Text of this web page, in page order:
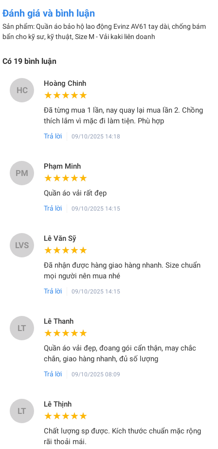
kỹ thuật, bảo trì, sản xuất...
- Chất liệu vải chống nhăn, chống nhàu khi sử dụng lâu dài.
trí như ngực trái, tay áo hoặc lưng áo. Đây là giải pháp hiệu
nghiệp và tăng độ nhận diện cho doanh nghiệp trong môi
trường sản xuất hoặc thi công.
BẢNG QUY ĐỔI SIZE
Đánh giá và bình luận
Sản phẩm: Quần áo bảo hộ lao động Evinz AV61 tay dài, chống bám
bẩn cho kỹ sư, kỹ thuật, Size M - Vải kaki liên doanh
Có 19 bình luận
HC
Hoàng Chinh
★★★★★
★★★★★
Đã từng mua 1 lần, nay quay lại mua lần 2. Chồng
thích lắm vì mặc đi làm tiện. Phù hợp
Trả lời 09/10/2025 14:18
PM
Phạm Minh
★★★★★
★★★★★
Quần áo vải rất đẹp
Trả lời 09/10/2025 14:15
LVS
Lê Văn Sỹ
★★★★★
★★★★★
Đã nhận được hàng giao hàng nhanh. Size chuẩn
mọi người nên mua nhé
Trả lời 09/10/2025 14:15
LT
Lê Thanh
★★★★★
★★★★★
Quần áo vải đẹp, đoang gói cẩn thận, may chắc
chắn, giao hàng nhanh, đủ số lượng
Trả lời 09/10/2025 08:09
LT
Lê Thịnh
★★★★★
★★★★★
Chất lượng sp được. Kích thước chuẩn mặc rộng
rãi thoải mái.